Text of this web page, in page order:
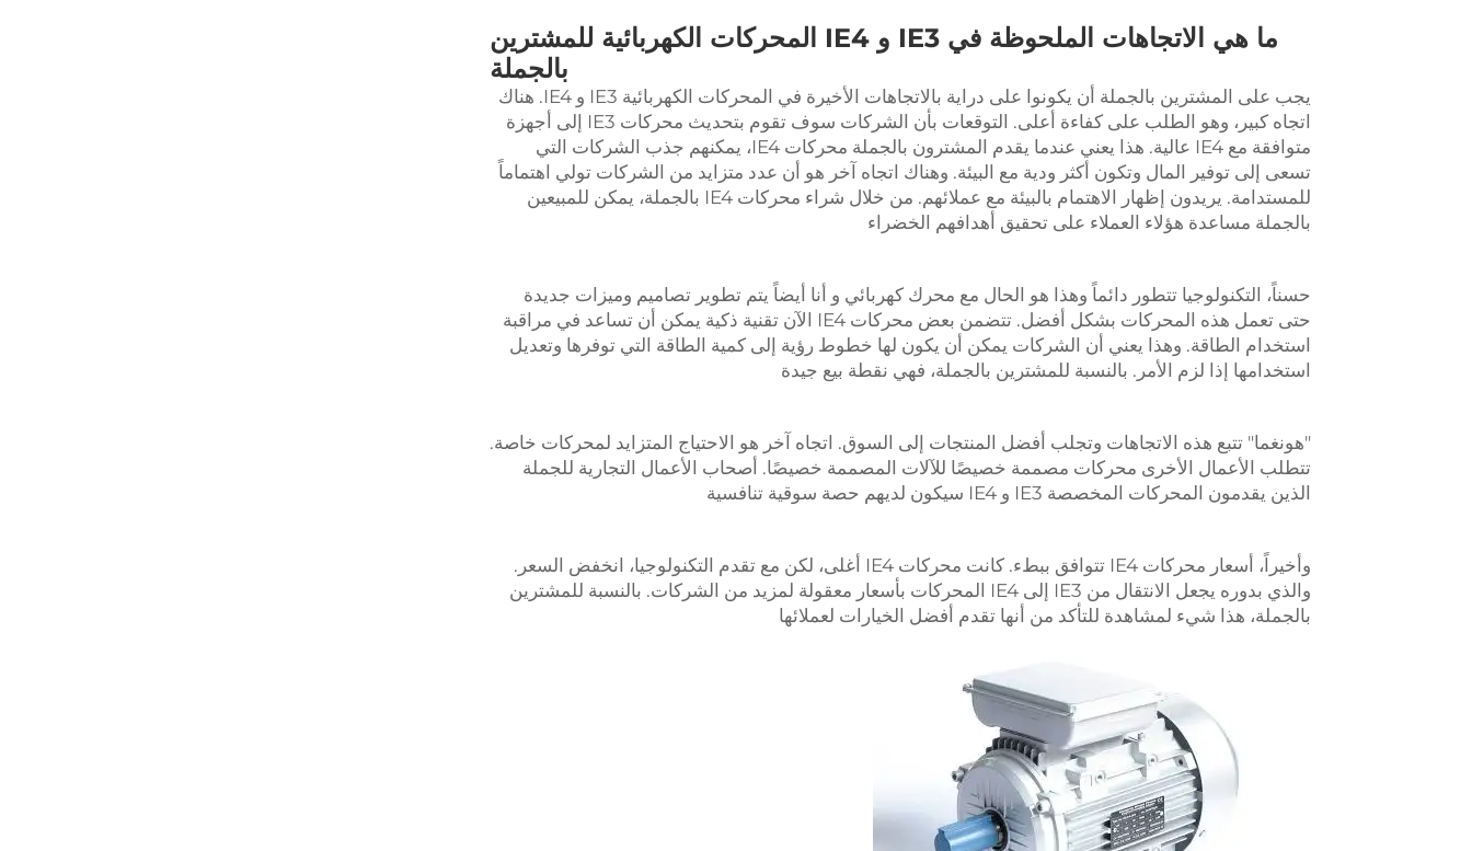
ما هي الاتجاهات الملحوظة في IE3 و IE4 المحركات الكهربائية للمشترين
بالجملة
يجب على المشترين بالجملة أن يكونوا على دراية بالاتجاهات الأخيرة في المحركات الكهربائية IE3 و IE4. هناك
اتجاه كبير، وهو الطلب على كفاءة أعلى. التوقعات بأن الشركات سوف تقوم بتحديث محركات IE3 إلى أجهزة
متوافقة مع IE4 عالية. هذا يعني عندما يقدم المشترون بالجملة محركات IE4، يمكنهم جذب الشركات التي
تسعى إلى توفير المال وتكون أكثر ودية مع البيئة. وهناك اتجاه آخر هو أن عدد متزايد من الشركات تولي اهتماماً
للمستدامة. يريدون إظهار الاهتمام بالبيئة مع عملائهم. من خلال شراء محركات IE4 بالجملة، يمكن للمبيعين
بالجملة مساعدة هؤلاء العملاء على تحقيق أهدافهم الخضراء
حسناً، التكنولوجيا تتطور دائماً وهذا هو الحال مع محرك كهربائي و أنا أيضاً يتم تطوير تصاميم وميزات جديدة
حتى تعمل هذه المحركات بشكل أفضل. تتضمن بعض محركات IE4 الآن تقنية ذكية يمكن أن تساعد في مراقبة
استخدام الطاقة. وهذا يعني أن الشركات يمكن أن يكون لها خطوط رؤية إلى كمية الطاقة التي توفرها وتعديل
استخدامها إذا لزم الأمر. بالنسبة للمشترين بالجملة، فهي نقطة بيع جيدة
"هونغما" تتبع هذه الاتجاهات وتجلب أفضل المنتجات إلى السوق. اتجاه آخر هو الاحتياج المتزايد لمحركات خاصة.
تتطلب الأعمال الأخرى محركات مصممة خصيصًا للآلات المصممة خصيصًا. أصحاب الأعمال التجارية للجملة
الذين يقدمون المحركات المخصصة IE3 و IE4 سيكون لديهم حصة سوقية تنافسية
وأخيراً، أسعار محركات IE4 تتوافق ببطء. كانت محركات IE4 أغلى، لكن مع تقدم التكنولوجيا، انخفض السعر.
والذي بدوره يجعل الانتقال من IE3 إلى IE4 المحركات بأسعار معقولة لمزيد من الشركات. بالنسبة للمشترين
بالجملة، هذا شيء لمشاهدة للتأكد من أنها تقدم أفضل الخيارات لعملائها